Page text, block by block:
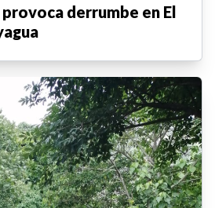
derrumbe en El